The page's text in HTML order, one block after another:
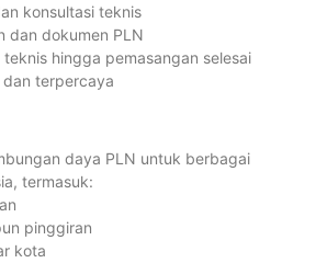
konsultasi teknis
dan dokumen PLN
hingga pemasangan selesai
terpercaya
daya PLN untuk berbagai
termasuk:
pinggiran
kota